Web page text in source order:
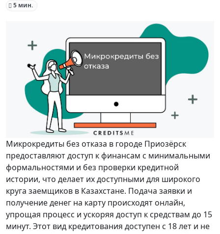
5 мин.
Микрокредиты без отказа в городе Приозёрск
предоставляют доступ к финансам с минимальными
формальностями и без проверки кредитной
истории, что делает их доступными для широкого
круга заемщиков в Казахстане. Подача заявки и
получение денег на карту происходят онлайн,
упрощая процесс и ускоряя доступ к средствам до 15
минут. Этот вид кредитования доступен с 18 лет и не